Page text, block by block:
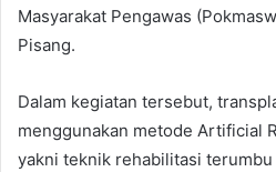
Masyarakat Pengawas
Pisang.
Dalam kegiatan tersebut,
menggunakan metode Artificial
yakni teknik rehabilitasi terumbu